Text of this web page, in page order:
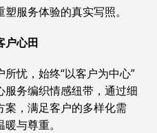
服务体验的真实写照。
户心田
忧，始终“以客户为中心”
务编织情感纽带，通过细
，满足客户的多样化需
与尊重。